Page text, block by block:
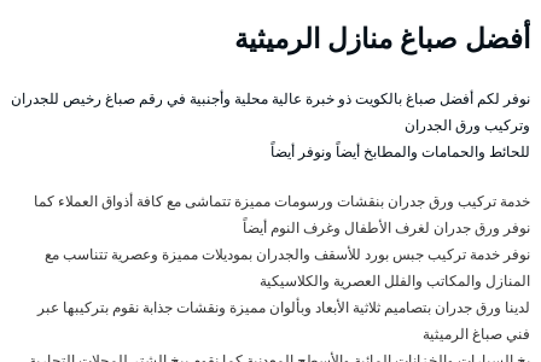
أفضل صباغ منازل الرميثية
نوفر لكم أفضل صباغ بالكويت ذو خبرة عالية محلية وأجنبية في رقم صباغ رخيص للجدران
وتركيب ورق الجدران
للحائط والحمامات والمطابخ أيضاً ونوفر أيضاً
خدمة تركيب ورق جدران بنقشات ورسومات مميزة تتماشى مع كافة أذواق العملاء كما
نوفر ورق جدران لغرف الأطفال وغرف النوم أيضاً
نوفر خدمة تركيب جبس بورد للأسقف والجدران بموديلات مميزة وعصرية تتناسب مع
المنازل والمكاتب والفلل العصرية والكلاسيكية
لدينا ورق جدران بتصاميم ثلاثية الأبعاد وبألوان مميزة ونقشات جذابة نقوم بتركيبها عبر
فني صباغ الرميثية